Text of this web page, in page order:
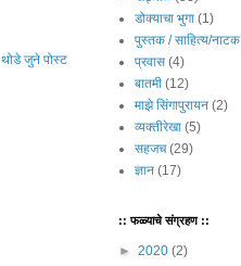
थोडे जुने पोस्ट
डोक्याचा भुगा (1)
पुस्तक / साहित्य/नाटक
प्रवास (4)
बातमी (12)
माझे सिंगापुरायन (2)
व्यक्तीरेखा (5)
सहजच (29)
ज्ञान (17)
:: फळ्याचे संग्रहण ::
► 2020 (2)